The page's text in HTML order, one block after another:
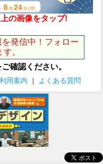
の画像をタップ!
発信中！フォロー
。
ご確認ください。
用案内 ｜ よくある質問